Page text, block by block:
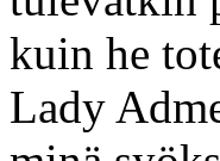
kuin he
Lady